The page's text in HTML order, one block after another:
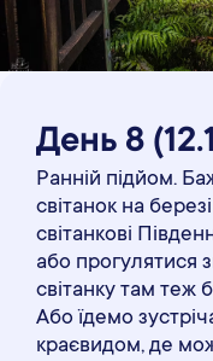
День 8 (12
Ранній підйом.
світанок на
світанкові
або прогулятися
світанку там теж
Або їдемо
краєвидом, де